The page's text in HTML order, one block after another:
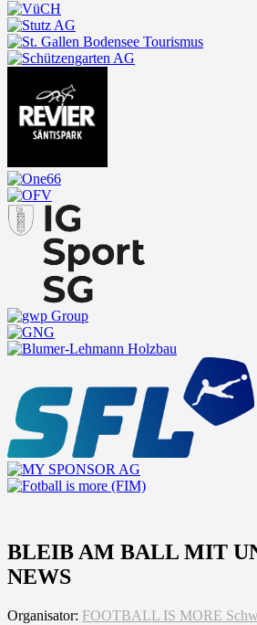
BLEIB AM BALL MIT
NEWS
Organisator: FOOTBALL IS MORE